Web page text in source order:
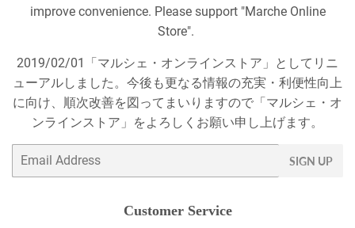
improve convenience. Please support "Marche Online
Store".
2019/02/01「マルシェ・オンラインストア」としてリニ
ューアルしました。今後も更なる情報の充実・利便性向上
に向け、順次改善を図ってまいりますので「マルシェ・オ
ンラインストア」をよろしくお願い申し上げます。
Email
SIGN UP
Customer Service